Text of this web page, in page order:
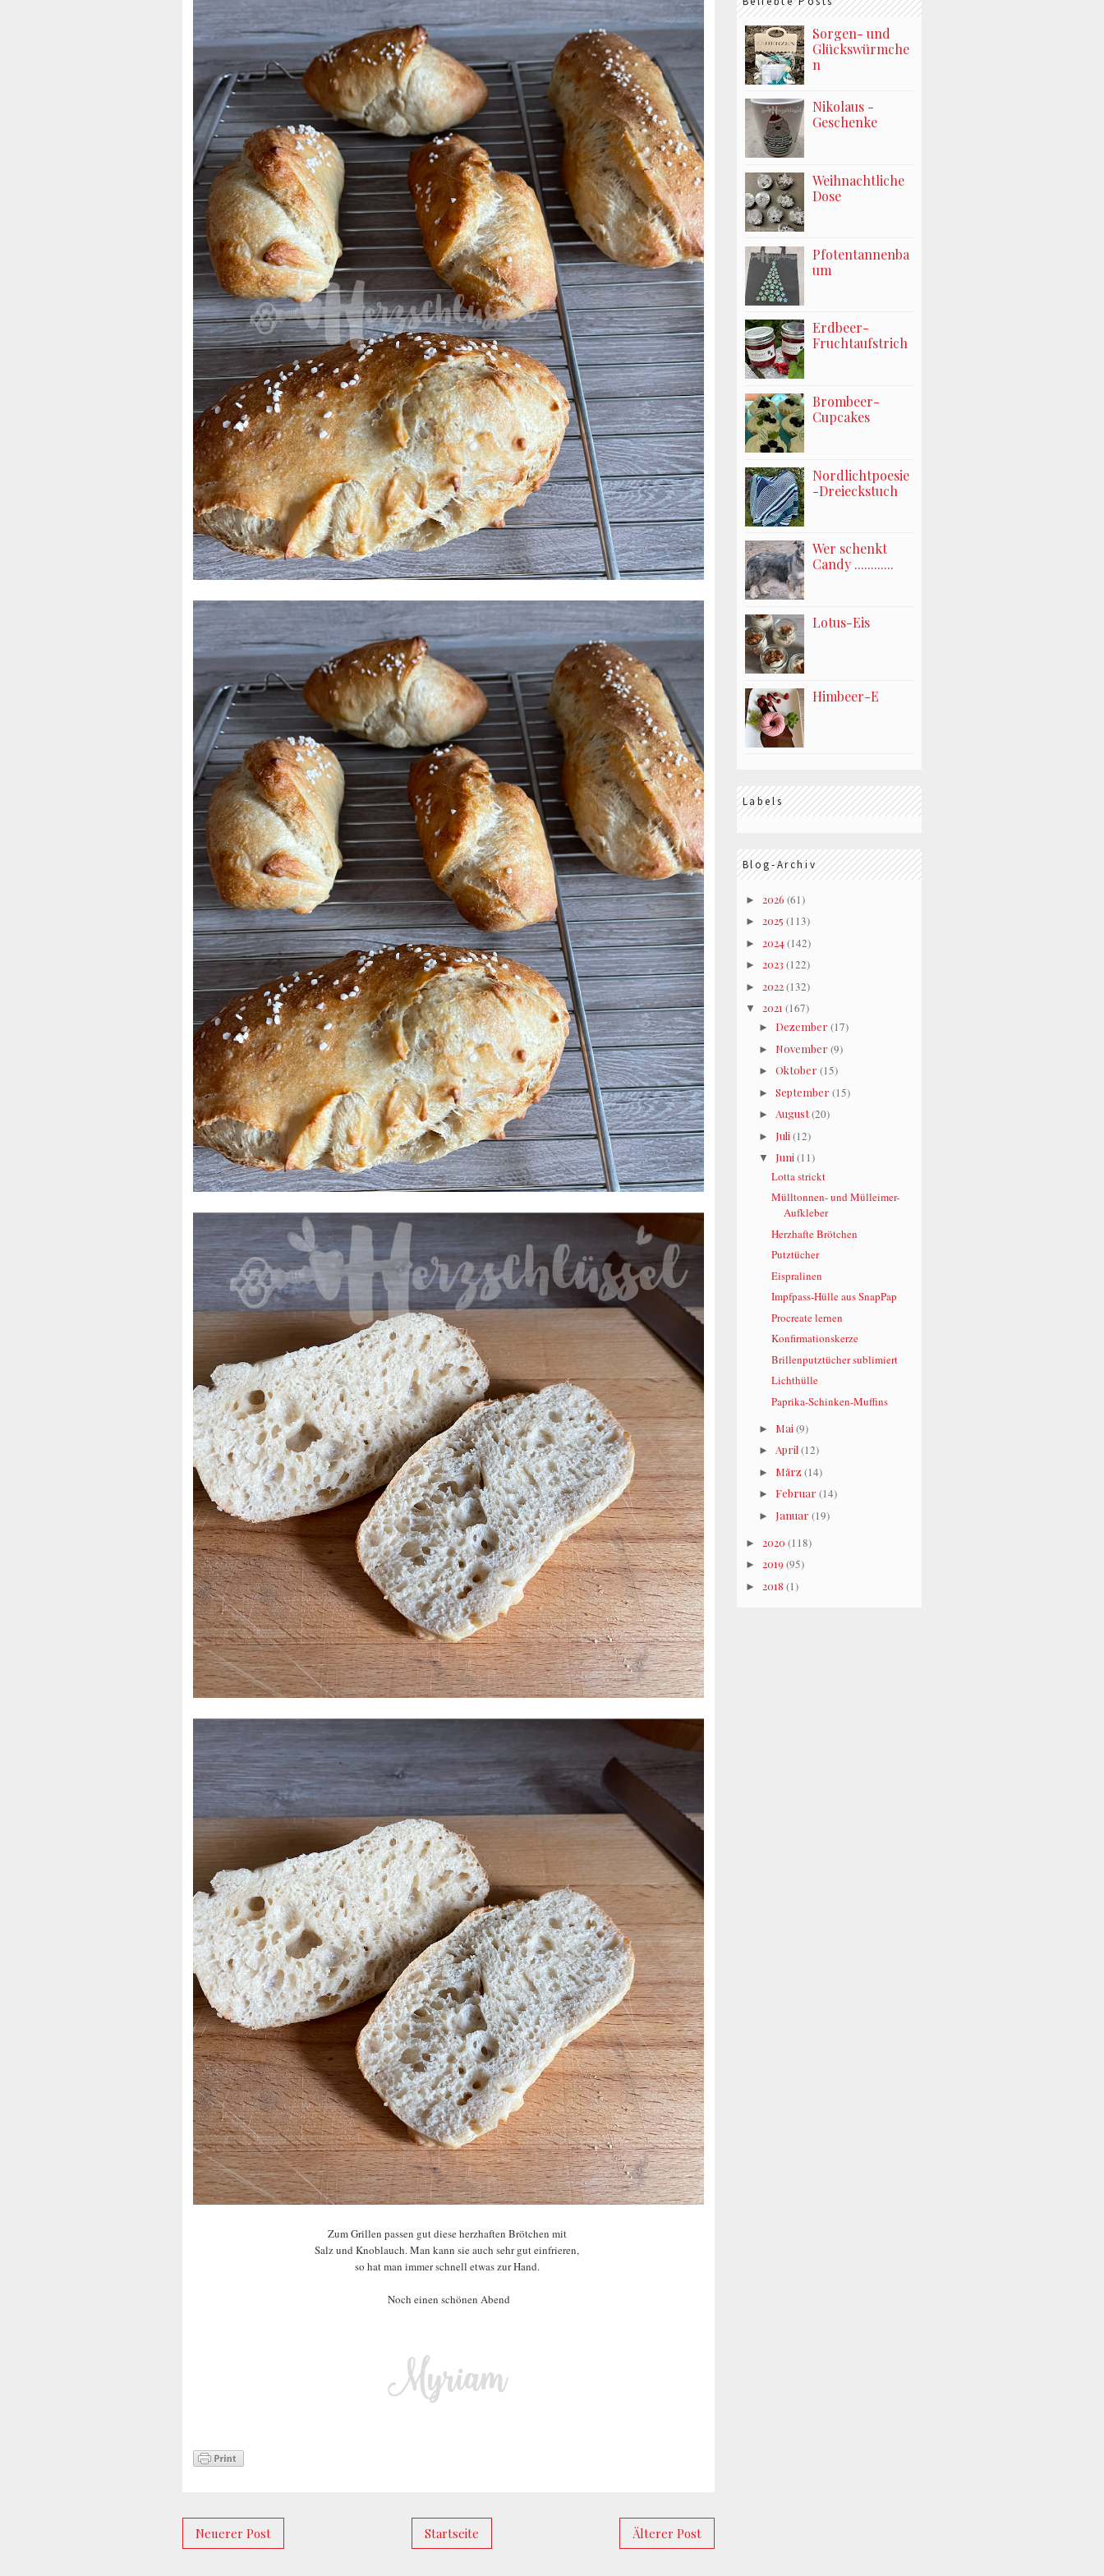
Zum Grillen passen gut diese herzhaften Brötchen mit
Salz und Knoblauch. Man kann sie auch sehr gut einfrieren,
so hat man immer schnell etwas zur Hand.
Noch einen schönen Abend
Neuerer Post Älterer Post
Startseite
Sorgen- und
Glückswürmche
n
Nikolaus -
Geschenke
Weihnachtliche
Dose
Pfotentannenba
um
Erdbeer-
Fruchtaufstrich
Brombeer-
Cupcakes
Nordlichtpoesie
-Dreieckstuch
Wer schenkt
Candy ............
Lotus-Eis
Himbeer-E
Labels
Blog-Archiv
► 2026 (61)
► 2025 (113)
► 2024(142)
► 2023 (122)
► 2022(132)
▼ 2021 (167)
► Dezember (17)
► November (9)
► Oktober (15)
► September (15)
► August (20)
► Juli (12)
▼ Juni (11)
Lotta strickt
Mülltonnen- und Mülleimer-
Aufkleber
Herzhafte Brötchen
Putztücher
Eispralinen
Impfpass-Hülle aus SnapPap
Procreate lernen
Konfirmationskerze
Brillenputztücher sublimiert
Lichthülle
Paprika-Schinken-Muffins
► Mai (9)
► April (12)
► März (14)
► Februar (14)
► Januar (19)
► 2020 (118)
► 2019 (95)
► 2018 (1)